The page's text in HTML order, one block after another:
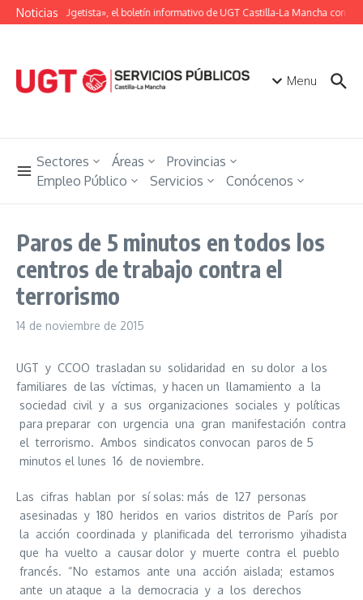
Saltar al contenido
Noticias
«Unión Ugetista», el boletín informativo de UGT Castilla-La Mancha con
Menu
Sectores Áreas
Provincias
Empleo Público
Servicios Conócenos
Paros de 5 minutos en todos los
centros de trabajo contra el
terrorismo
14 de noviembre de 2015
UGT y CCOO trasladan su solidaridad en su dolor a los
familiares de las víctimas, y hacen un llamamiento a la
sociedad civil y a sus organizaciones sociales y políticas
para preparar con urgencia una gran manifestación contra
el terrorismo. Ambos sindicatos convocan paros de 5
minutos el lunes 16 de noviembre.
Las cifras hablan por sí solas: más de 127 personas
asesinadas y 180 heridos en varios distritos de París por
la acción coordinada y planificada del terrorismo yihadista
que ha vuelto a causar dolor y muerte contra el pueblo
francés. “No estamos ante una acción aislada; estamos
ante un ataque a la democracia y a los derechos